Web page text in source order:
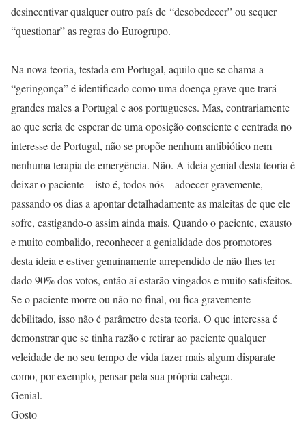
desincentivar qualquer outro país de “desobedecer” ou sequer
“questionar” as regras do Eurogrupo.
Na nova teoria, testada em Portugal, aquilo que se chama a
“geringonça” é identificado como uma doença grave que trará
grandes males a Portugal e aos portugueses. Mas, contrariamente
ao que seria de esperar de uma oposição consciente e centrada no
interesse de Portugal, não se propõe nenhum antibiótico nem
nenhuma terapia de emergência. Não. A ideia genial desta teoria é
deixar o paciente – isto é, todos nós – adoecer gravemente,
passando os dias a apontar detalhadamente as maleitas de que ele
sofre, castigando-o assim ainda mais. Quando o paciente, exausto
e muito combalido, reconhecer a genialidade dos promotores
desta ideia e estiver genuinamente arrependido de não lhes ter
dado 90% dos votos, então aí estarão vingados e muito satisfeitos.
Se o paciente morre ou não no final, ou fica gravemente
debilitado, isso não é parâmetro desta teoria. O que interessa é
demonstrar que se tinha razão e retirar ao paciente qualquer
veleidade de no seu tempo de vida fazer mais algum disparate
como, por exemplo, pensar pela sua própria cabeça.
Genial.
Gosto